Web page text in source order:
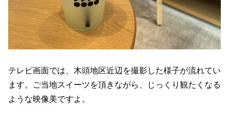
テレビ画面では、木頭地区近辺を撮影した様子が流れてい
ます。ご当地スイーツを頂きながら、じっくり観たくなる
ような映像美ですよ。